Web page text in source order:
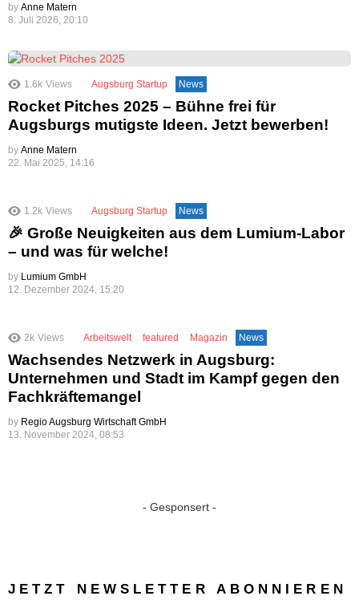
by Anne Matern
8. Juli 2026, 20:10
1.6k Views Augsburg Startup News
Rocket Pitches 2025 – Bühne frei für
Augsburgs mutigste Ideen. Jetzt bewerben!
by Anne Matern
22. Mai 2025, 14:16
1.2k Views Augsburg Startup News
🎉 Große Neuigkeiten aus dem Lumium-Labor
– und was für welche!
by Lumium GmbH
12. Dezember 2024, 15:20
2k Views Arbeitswelt featured Magazin News
Wachsendes Netzwerk in Augsburg:
Unternehmen und Stadt im Kampf gegen den
Fachkräftemangel
by Regio Augsburg Wirtschaft GmbH
13. November 2024, 08:53
- Gesponsert -
JETZT NEWSLETTER ABONNIEREN